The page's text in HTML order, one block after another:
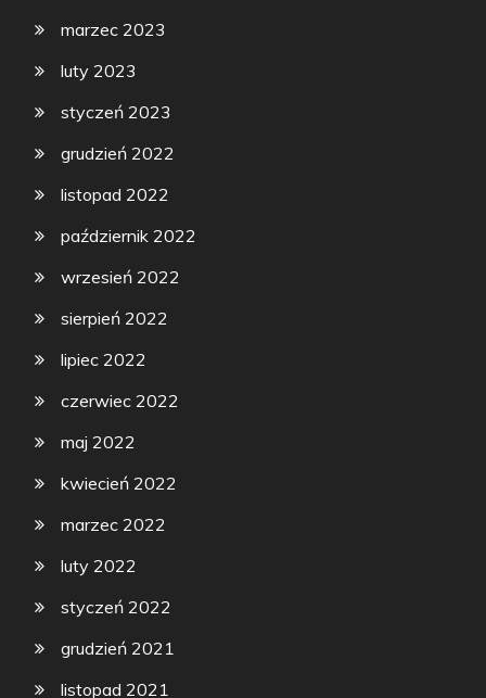
marzec 2023
luty 2023
styczeń 2023
grudzień 2022
listopad 2022
październik 2022
wrzesień 2022
sierpień 2022
lipiec 2022
czerwiec 2022
maj 2022
kwiecień 2022
marzec 2022
luty 2022
styczeń 2022
grudzień 2021
listopad 2021